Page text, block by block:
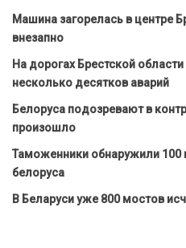
Машина загорелась в центре
внезапно
На дорогах Брестской
несколько десятков аварий
Белоруса подозревают в
произошло
Таможенники обнаружили 100
белоруса
В Беларуси уже 800 мостов